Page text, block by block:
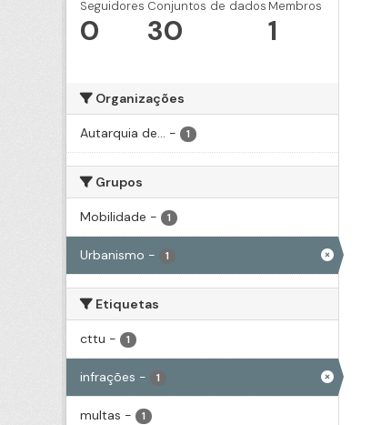
Seguidores
0
Conjuntos de dados
30
Membros
1
Organizações
Autarquia de... - 1
Grupos
Mobilidade - 1
Urbanismo - 1
Etiquetas
cttu - 1
infrações - 1
multas - 1